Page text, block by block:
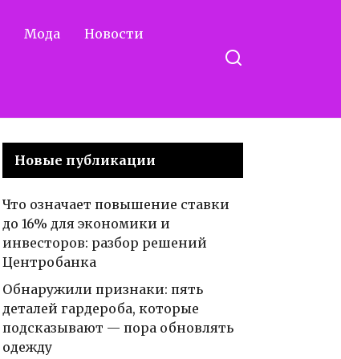
Мода Новости
Новые публикации
Что означает повышение ставки
до 16% для экономики и
инвесторов: разбор решений
Центробанка
Обнаружили признаки: пять
деталей гардероба, которые
подсказывают — пора обновлять
одежду